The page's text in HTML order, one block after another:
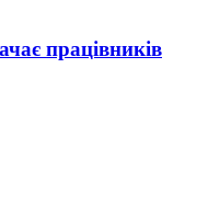
працівників